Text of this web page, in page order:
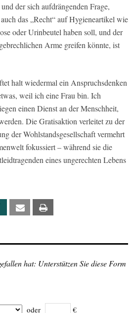
der sich aufdrängenden Frage,
das „Recht“ auf Hygieneartikel wie
oder Urinbeutel haben soll, und der
Arme greifen könnte, ist
halt wiedermal ein Anspruchsdenken
weil ich eine Frau bin. Ich
einen Dienst an der Menschheit,
Die Gratisaktion verleitet zu der
der Wohlstandsgesellschaft vermehrt
fokussiert – während sie die
eines ungerechten Lebens
Xing Email
hat: Unterstützen Sie diese Form
oder €